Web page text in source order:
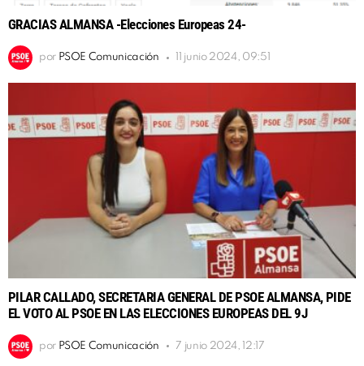
GRACIAS ALMANSA -Elecciones Europeas 24-
por PSOE Comunicación 11 junio 2024, 09:51
PILAR CALLADO, SECRETARIA GENERAL DE PSOE ALMANSA, PIDE
EL VOTO AL PSOE EN LAS ELECCIONES EUROPEAS DEL 9J
por PSOE Comunicación 7 junio 2024, 12:17